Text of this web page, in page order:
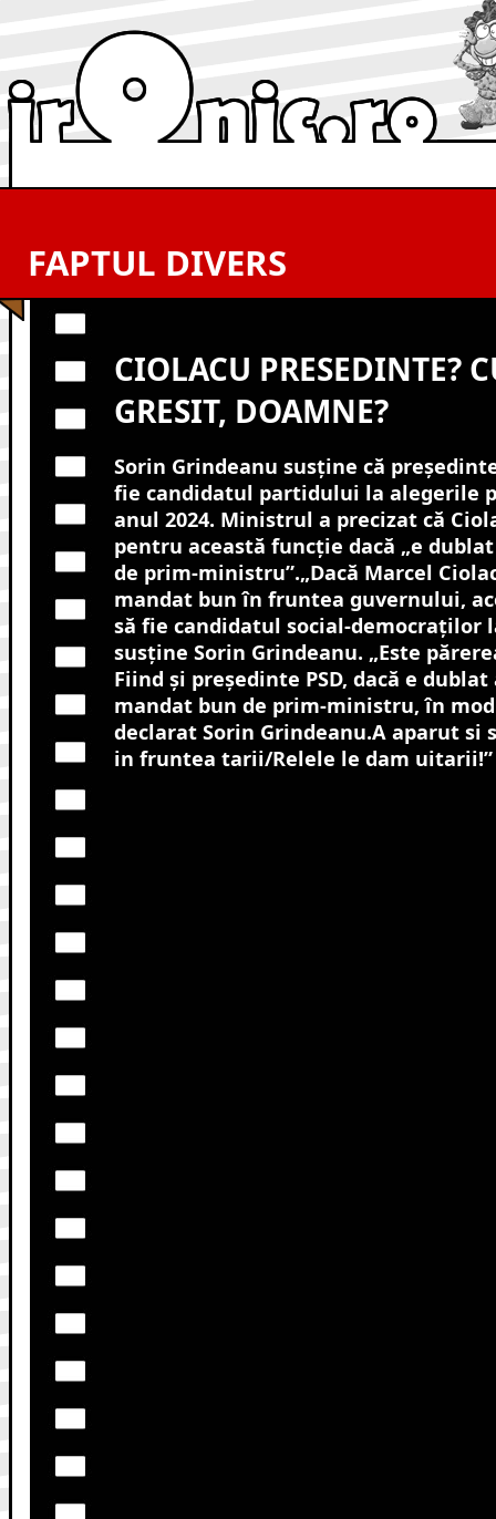
FAPTUL DIVERS
CIOLACU PRESEDINTE?
GRESIT, DOAMNE?
Sorin Grindeanu susține că
fie candidatul partidului la alegerile
anul 2024. Ministrul a precizat că
pentru această funcție dacă „e
de prim-ministru”.„Dacă Marcel
mandat bun în fruntea guvernului,
să fie candidatul social-democraților
susține Sorin Grindeanu. „Este
Fiind și președinte PSD, dacă e
mandat bun de prim-ministru, în mod
declarat Sorin Grindeanu.A aparut si
in fruntea tarii/Relele le dam uitarii!”